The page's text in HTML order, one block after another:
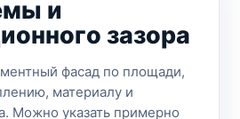
и
зазора
фасад по площади,
материалу и
Можно указать примерно